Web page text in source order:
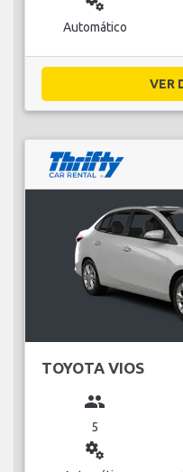
Automático
VER
TOYOTA VIOS
group
5
miscellaneous_services